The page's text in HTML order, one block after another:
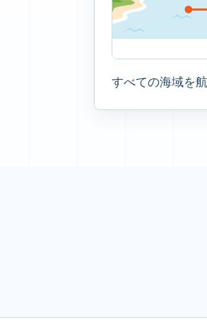
すべての海域を